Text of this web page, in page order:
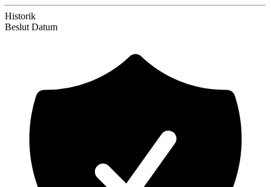
Historik
Beslut Datum